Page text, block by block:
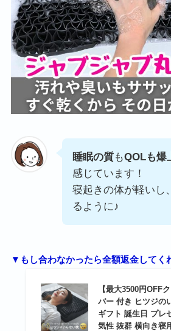
睡眠の質もQOLも爆
感じています！
寝起きの体が軽いし
るように♪
▼もし合わなかったら全額返金してく
【最大3500円OFF
バー 付き ヒツジの
ギフト 誕生日 プレ
気性 抜群 横向き寝